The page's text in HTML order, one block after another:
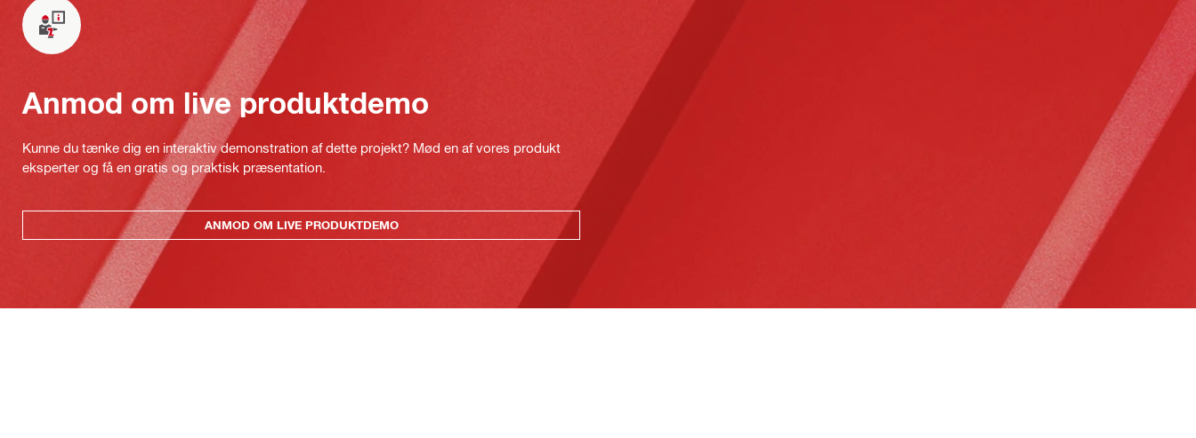
Anmod om live produktdemo
Kunne du tænke dig en interaktiv demonstration af dette projekt? Mød en af vores produkt
eksperter og få en gratis og praktisk præsentation.
ANMOD OM LIVE PRODUKTDEMO